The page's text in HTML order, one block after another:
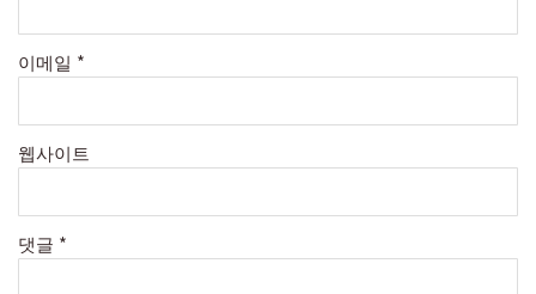
이메일 *
웹사이트
댓글 *